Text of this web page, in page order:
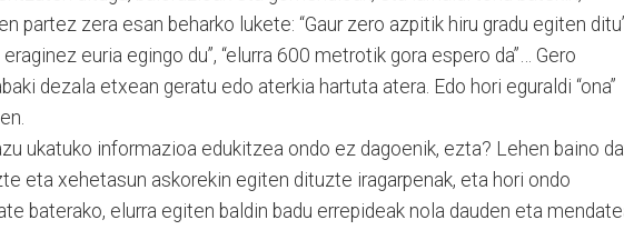
partez zera esan beharko lukete: “Gaur zero azpitik hiru gradu egiten
euria egingo du”, “elurra 600 metrotik gora espero da”… Gero
dezala etxean geratu edo aterkia hartuta atera. Edo hori eguraldi “ona”
ukatuko informazioa edukitzea ondo ez dagoenik, ezta? Lehen baino
eta xehetasun askorekin egiten dituzte iragarpenak, eta hori ondo
baterako, elurra egiten baldin badu errepideak nola dauden eta